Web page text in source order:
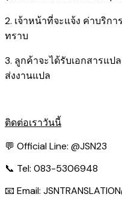
2. เจ้าหน้าที่จะแจ้ง ค่าบริก
ทราบ
3. ลูกค้าจะได้รับเอกสารแ
ส่งงานแปล
ติดต่อเราวันนี้
💬 Official Line: @JSN23
📞 Tel: 083-5306948
📧 Email: